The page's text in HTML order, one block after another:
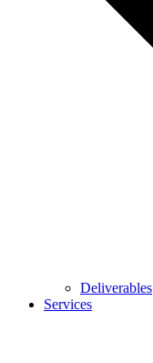
Deliverables
Services